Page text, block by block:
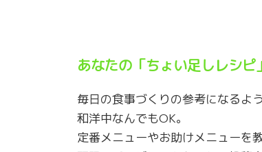
あなたの「ちょい足しレシピ
毎日の食事づくりの参考になるよ
和洋中なんでもOK。
定番メニューやお助けメニューを